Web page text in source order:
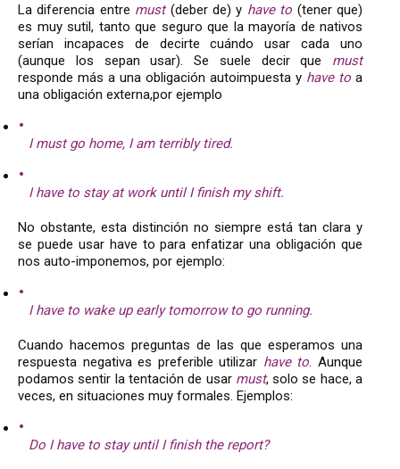
La diferencia entre must (deber de) y have to (tener que)
es muy sutil, tanto que seguro que la mayoría de nativos
serían incapaces de decirte cuándo usar cada uno
(aunque los sepan usar). Se suele decir que must
responde más a una obligación autoimpuesta y have to a
una obligación externa,por ejemplo
I must go home, I am terribly tired.
I have to stay at work until I finish my shift.
No obstante, esta distinción no siempre está tan clara y
se puede usar have to para enfatizar una obligación que
nos auto-imponemos, por ejemplo:
I have to wake up early tomorrow to go running.
Cuando hacemos preguntas de las que esperamos una
respuesta negativa es preferible utilizar have to . Aunque
podamos sentir la tentación de usar must, solo se hace, a
veces, en situaciones muy formales. Ejemplos:
Do I have to stay until I finish the report?